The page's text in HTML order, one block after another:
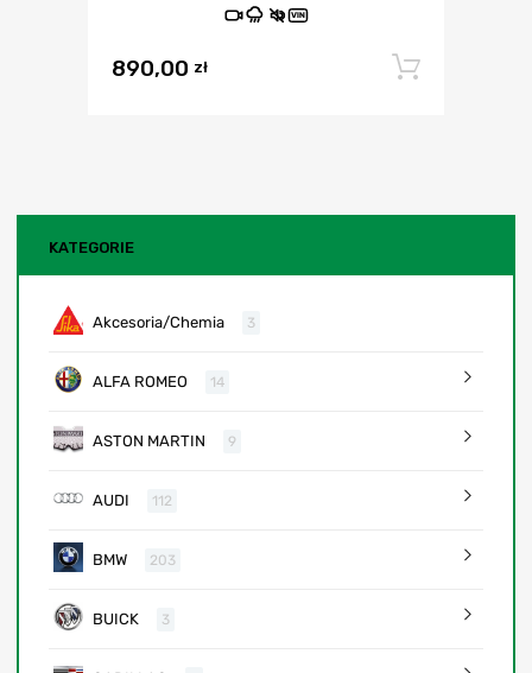
VIN
890,00 zł
KATEGORIE
Akcesoria/Chemia 3
ALFA ROMEO 14
ASTON MARTIN 9
AUDI 112
BMW 203
BUICK 3